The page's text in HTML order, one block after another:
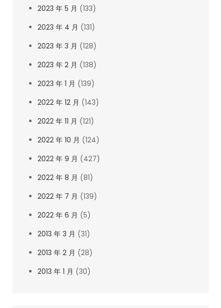
2023 年 5 月 (133)
2023 年 4 月 (131)
2023 年 3 月 (128)
2023 年 2 月 (138)
2023 年 1 月 (139)
2022 年 12 月 (143)
2022 年 11 月 (121)
2022 年 10 月 (124)
2022 年 9 月 (427)
2022 年 8 月 (81)
2022 年 7 月 (139)
2022 年 6 月 (5)
2013 年 3 月 (31)
2013 年 2 月 (28)
2013 年 1 月 (30)